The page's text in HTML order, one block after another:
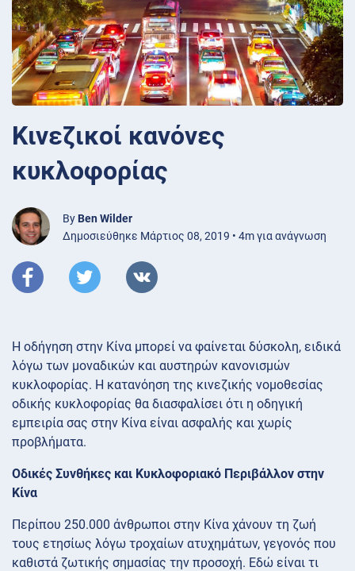
Κινεζικοί κανόνες
κυκλοφορίας
By Ben Wilder
Δημοσιεύθηκε Μάρτιος 08, 2019 • 4m για ανάγνωση
Η οδήγηση στην Κίνα μπορεί να φαίνεται δύσκολη, ειδικά
λόγω των μοναδικών και αυστηρών κανονισμών
κυκλοφορίας. Η κατανόηση της κινεζικής νομοθεσίας
οδικής κυκλοφορίας θα διασφαλίσει ότι η οδηγική
εμπειρία σας στην Κίνα είναι ασφαλής και χωρίς
προβλήματα.
Οδικές Συνθήκες και Κυκλοφοριακό Περιβάλλον στην
Κίνα
Περίπου 250.000 άνθρωποι στην Κίνα χάνουν τη ζωή
τους ετησίως λόγω τροχαίων ατυχημάτων, γεγονός που
καθιστά ζωτικής σημασίας την προσοχή. Εδώ είναι τι